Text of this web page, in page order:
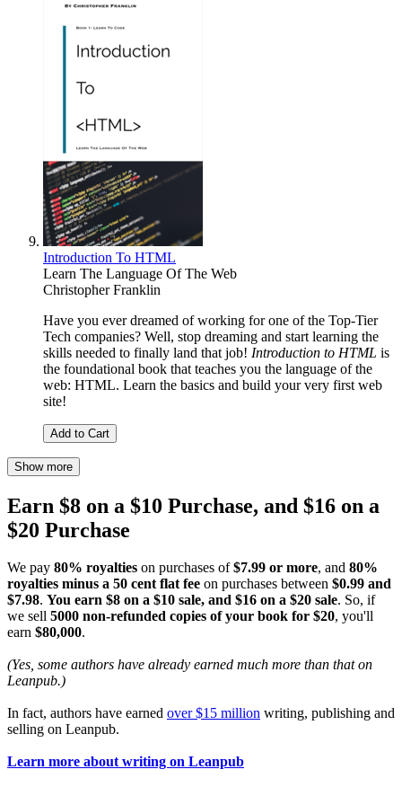
Introduction To HTML
Learn The Language Of The Web
Christopher Franklin
Have you ever dreamed of working for one of the Top-Tier
Tech companies? Well, stop dreaming and start learning the
skills needed to finally land that job! Introduction to HTML is
the foundational book that teaches you the language of the
web: HTML. Learn the basics and build your very first web
site!
Add to Cart
Show more
Earn $8 on a $10 Purchase, and $16 on a
$20 Purchase
We pay 80% royalties on purchases of$7.99 or more, and 80%
royalties minus a 50 cent flat fee on purchases between $0.99 and
$7.98. You earn $8 on a $10 sale, and $16 on a $20 sale. So, if
we sell 5000 non-refunded copies of your book for $20, you'll
earn $80,000.
(Yes, some authors have already earned much more than that on
Leanpub.)
In fact, authors have earned over $15 million writing, publishing and
selling on Leanpub.
Learn more about writing on Leanpub